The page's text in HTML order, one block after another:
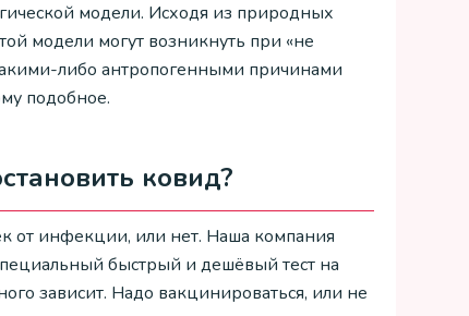
модели. Исходя из природных
модели могут возникнуть при «не
либо антропогенными причинами
подобное.
ковид?
от инфекции, или нет. Наша компания
быстрый и дешёвый тест на
зависит. Надо вакцинироваться, или не